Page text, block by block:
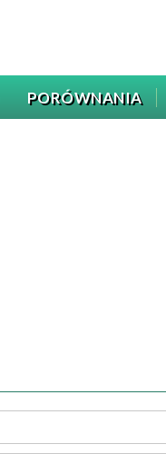
PORÓWNANIA